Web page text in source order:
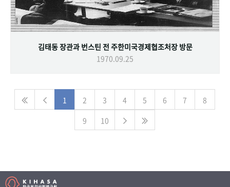
김태동 장관과 번스틴 전 주한미국경제협조처장 방문
1970.09.25
1 2 3 4 5 6 7
8
9
10